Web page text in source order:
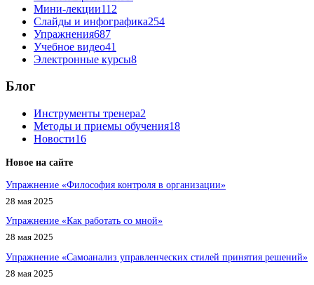
Мини-лекции112
Слайды и инфографика254
Упражнения687
Учебное видео41
Электронные курсы8
Блог
Инструменты тренера2
Методы и приемы обучения18
Новости16
Новое на сайте
Упражнение «Философия контроля в организации»
28 мая 2025
Упражнение «Как работать со мной»
28 мая 2025
Упражнение «Самоанализ управленческих стилей принятия решений»
28 мая 2025